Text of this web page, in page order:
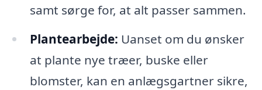
samt sørge for, at alt passer sammen.
Plantearbejde: Uanset om du ønsker
at plante nye træer, buske eller
blomster, kan en anlægsgartner sikre,